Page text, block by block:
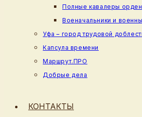
Полные кавалеры
Военачальники и
Уфа – город трудовой
Капсула времени
Маршрут.ПРО
Добрые дела
КОНТАКТЫ